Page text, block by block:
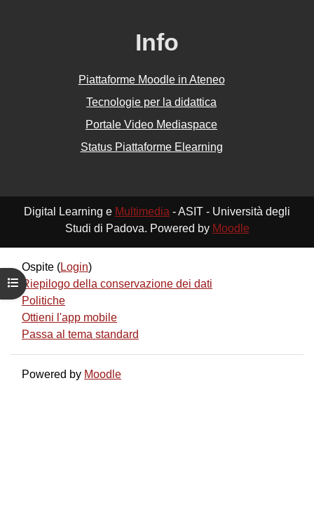
Apri indice del corso
Info
Piattaforme Moodle in Ateneo
Tecnologie per la didattica
Portale Video Mediaspace
Status Piattaforme Elearning
Digital Learning e Multimedia - ASIT - Università degli
Studi di Padova. Powered by Moodle
Ospite (Login)
Riepilogo della conservazione dei dati
Politiche
Ottieni l'app mobile
Passa al tema standard
Powered by Moodle